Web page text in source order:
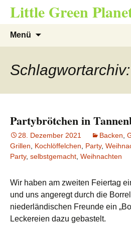
Little Green
Menü
Partybrötchen in
28. Dezember 2021 Backen
Grillen
Kochlöffelchen Party,
Party, selbstgemacht Weihnachten
Wir haben am zweiten Feiertag
und uns angeregt durch die
niederländischen Freunde ein
Leckereien dazu gebastelt.